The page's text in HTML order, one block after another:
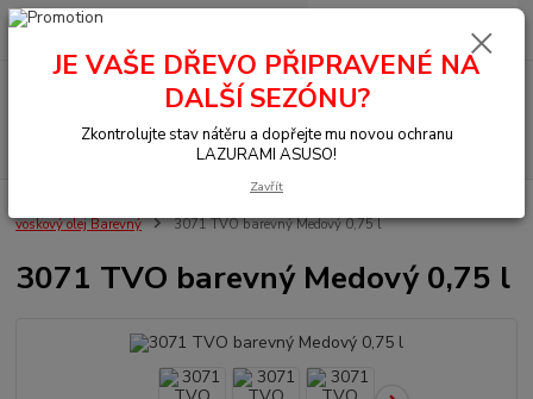
Hledat
+420 377 441 961 0,00 Kč
voskový olej Barevný
3071 TVO barevný Medový 0,75 l
3071 TVO barevný Medový 0,75 l
JE VAŠE DŘEVO PŘIPRAVENÉ NA
DALŠÍ SEZÓNU?
Zkontrolujte stav nátěru a dopřejte mu novou ochranu
LAZURAMI ASUSO!
Zavřít